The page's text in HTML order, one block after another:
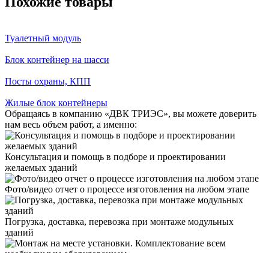
Туалетный модуль
Блок контейнер на шасси
Посты охраны, КПП
Жилые блок контейнеры
Обращаясь в компанию «ДВК ТРИЭС», вы можете доверить
нам весь объем работ, а именно:
Консультация и помощь в подборе и проектировании
желаемых зданий
Фото/видео отчет о процессе изготовления на любом этапе
Погрузка, доставка, перевозка при монтаже модульных
зданий